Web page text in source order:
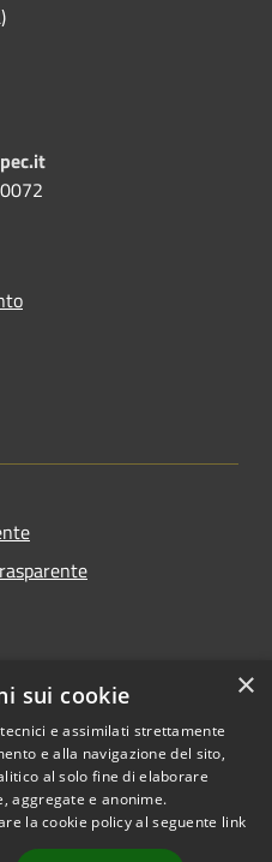
Copyright © 2026 • Comune di
Danta di Cadore • Powered by
×
sui cookie
e assimilati strettamente
e alla navigazione del sito,
al solo fine di elaborare
aggregate e anonime.
la cookie policy al seguente link